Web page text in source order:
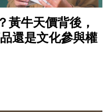
黃牛天價背後，
還是文化參與權